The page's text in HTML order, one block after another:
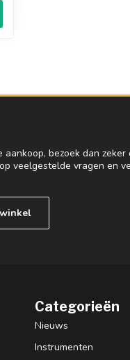
bezoek dan
veelgestelde vragen en
Categorieën
Nieuws
Instrumenten